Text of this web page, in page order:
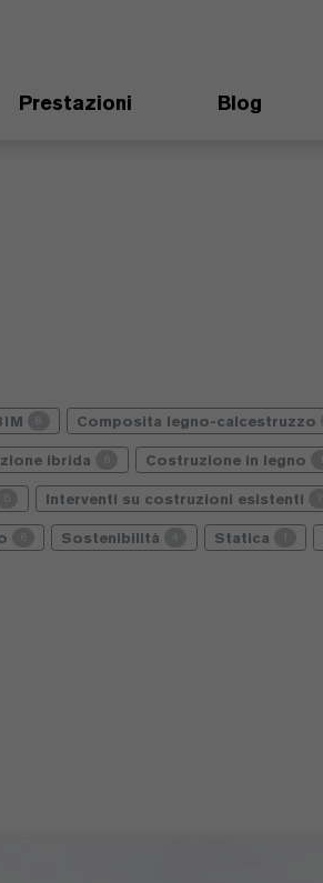
Prestazioni Blog
Composita legno-calcestruzzo
ibrida Costruzione in legno
Interventi su costruzioni esistenti
Sostenibilità Statica